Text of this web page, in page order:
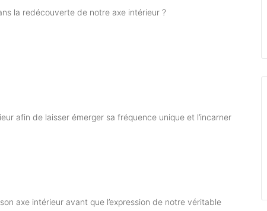
la redécouverte de notre axe intérieur ?
afin de laisser émerger sa fréquence unique et l’incarner
axe intérieur avant que l’expression de notre véritable